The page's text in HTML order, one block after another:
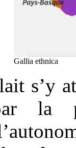
Gallia ethnica
s’y
la